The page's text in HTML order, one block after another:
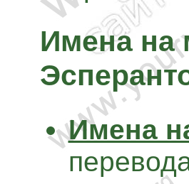
Имена на
Имена